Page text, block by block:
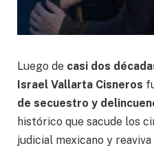
Luego de casi dos
Israel Vallarta Cisneros
de secuestro y
histórico que sacude los
judicial mexicano y